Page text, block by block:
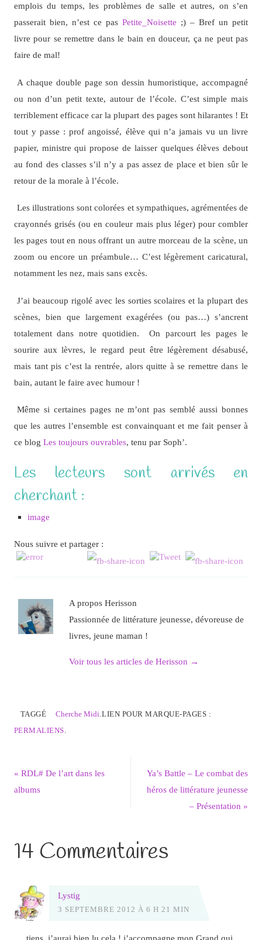
emplois du temps, les problèmes de salle et autres, on s’en
passerait bien, n’est ce pas Petite_Noisette ;) – Bref un petit
livre pour se remettre dans le bain en douceur, ça ne peut pas
faire de mal!
A chaque double page son dessin humoristique, accompagné
ou non d’un petit texte, autour de l’école. C’est simple mais
terriblement efficace car la plupart des pages sont hilarantes ! Et
tout y passe : prof angoissé, élève qui n’a jamais vu un livre
papier, ministre qui propose de laisser quelques élèves debout
au fond des classes s’il n’y a pas assez de place et bien sûr le
retour de la morale à l’école.
Les illustrations sont colorées et sympathiques, agrémentées de
crayonnés grisés (ou en couleur mais plus léger) pour combler
les pages tout en nous offrant un autre morceau de la scène, un
zoom ou encore un préambule… C’est légèrement caricatural,
notamment les nez, mais sans excès.
J’ai beaucoup rigolé avec les sorties scolaires et la plupart des
scènes, bien que largement exagérées (ou pas…) s’ancrent
totalement dans notre quotidien. On parcourt les pages le
sourire aux lèvres, le regard peut être légèrement désabusé,
mais tant pis c’est la rentrée, alors quitte à se remettre dans le
bain, autant le faire avec humour !
Même si certaines pages ne m’ont pas semblé aussi bonnes
que les autres l’ensemble est convainquant et me fait penser à
ce blog Les toujours ouvrables, tenu par Soph’.
Les lecteurs sont arrivés en
cherchant :
image
Nous suivre et partager :
A propos Herisson
Passionnée de littérature jeunesse, dévoreuse de
livres, jeune maman !
Voir tous les articles de Herisson →
TAGGÉ Cherche Midi.LIEN POUR MARQUE-PAGES :
PERMALIENS.
« RDL# De l’art dans les
albums
Ya’s Battle – Le combat des
héros de littérature jeunesse
– Présentation»
14 Commentaires
Lystig
3 SEPTEMBRE 2012 À 6 H 21 MIN